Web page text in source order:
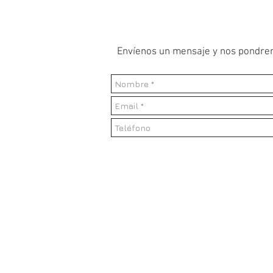
Envíenos un mensaje y nos